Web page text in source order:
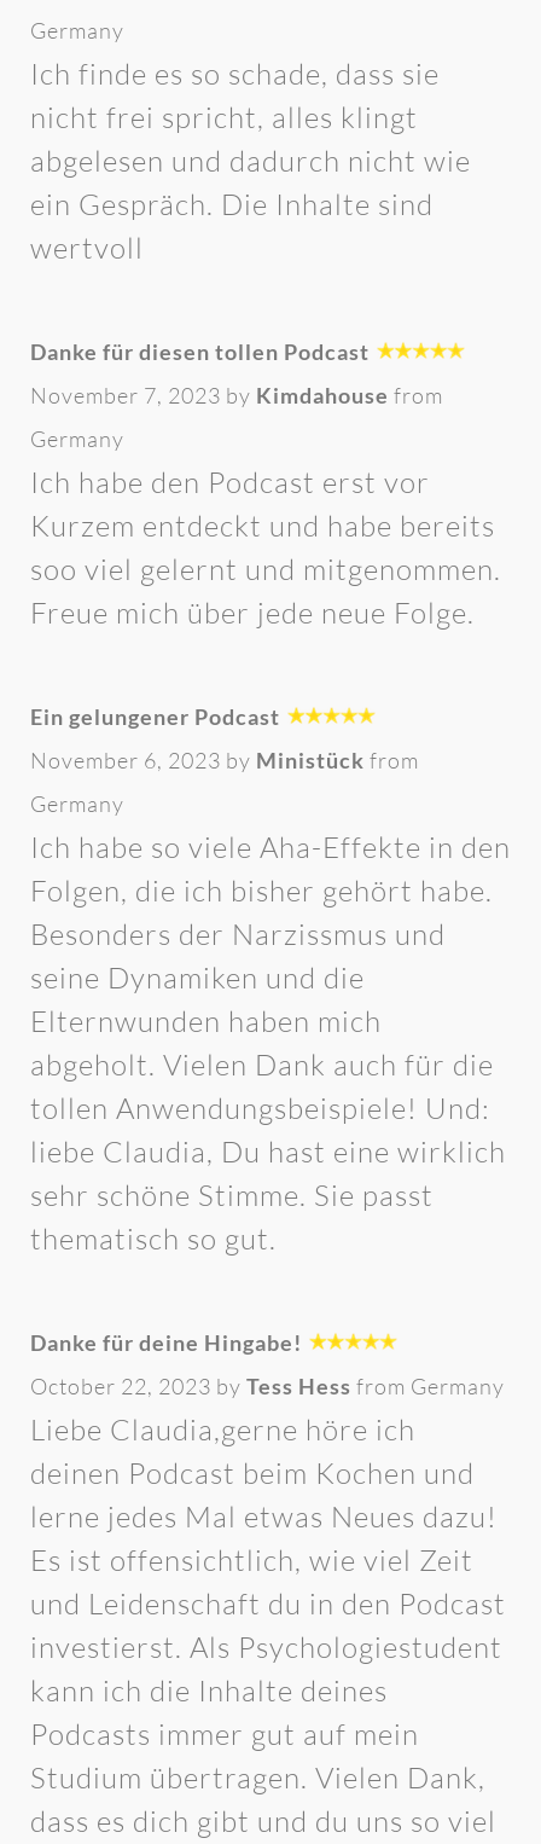
Germany
Ich finde es so schade, dass sie
nicht frei spricht, alles klingt
abgelesen und dadurch nicht wie
ein Gespräch. Die Inhalte sind
wertvoll
Danke für diesen tollen Podcast
November 7, 2023 by Kimdahouse from
Germany
Ich habe den Podcast erst vor
Kurzem entdeckt und habe bereits
soo viel gelernt und mitgenommen.
Freue mich über jede neue Folge.
Ein gelungener Podcast
November 6, 2023 by Ministück from
Germany
Ich habe so viele Aha-Effekte in den
Folgen, die ich bisher gehört habe.
Besonders der Narzissmus und
seine Dynamiken und die
Elternwunden haben mich
abgeholt. Vielen Dank auch für die
tollen Anwendungsbeispiele! Und:
liebe Claudia, Du hast eine wirklich
sehr schöne Stimme. Sie passt
thematisch so gut.
Danke für deine Hingabe!
October 22, 2023 by Tess Hess from Germany
Liebe Claudia,gerne höre ich
deinen Podcast beim Kochen und
lerne jedes Mal etwas Neues dazu!
Es ist offensichtlich, wie viel Zeit
und Leidenschaft du in den Podcast
investierst. Als Psychologiestudent
kann ich die Inhalte deines
Podcasts immer gut auf mein
Studium übertragen. Vielen Dank,
dass es dich gibt und du uns so viel